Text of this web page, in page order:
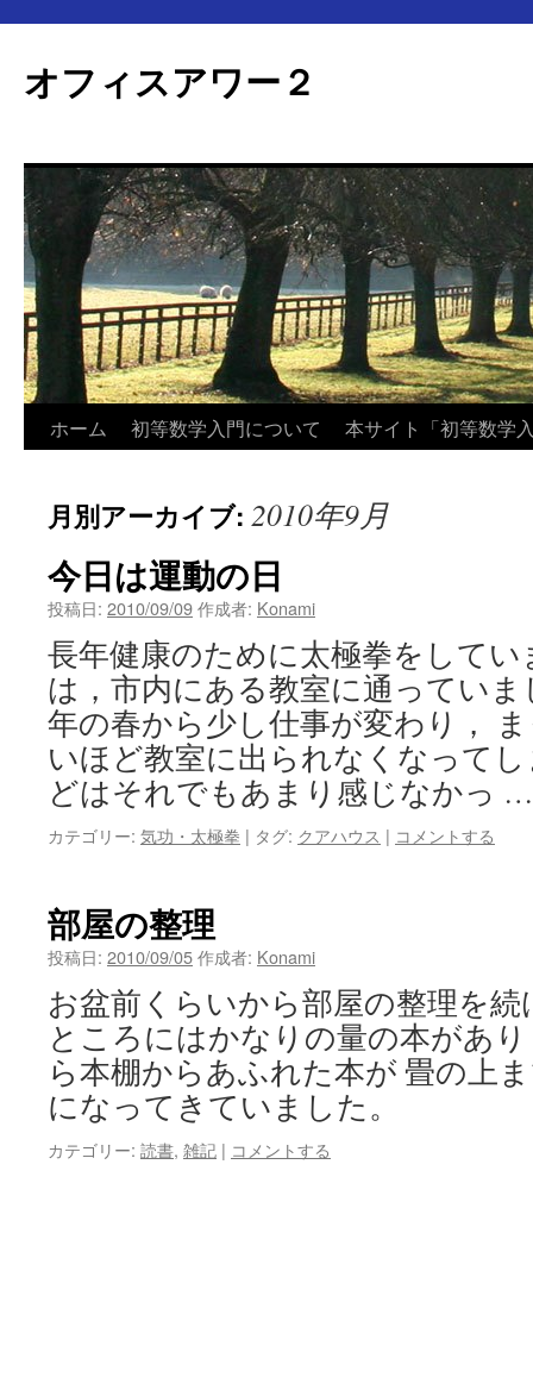
オフィスアワー２
ツ
へ
ス
プ
ホーム 初等数学入門について 本サイト「初等数学
月別アーカイブ: 2010年9月
今日は運動の日
投稿日: 2010/09/09作成者: Konami
長年健康のために太極拳をして
は，市内にある教室に通ってい
年の春から少し仕事が変わり，
いほど教室に出られなくなって
どはそれでもあまり感じなかっ
カテゴリー: 気功・太極拳 | タグ: クアハウス | コメントする
部屋の整理
投稿日: 2010/09/05作成者: Konami
お盆前くらいから部屋の整理を
ところにはかなりの量の本があ
ら本棚からあふれた本が 畳の上
になってきていました。
カテゴリー: 読書, 雑記 | コメントする